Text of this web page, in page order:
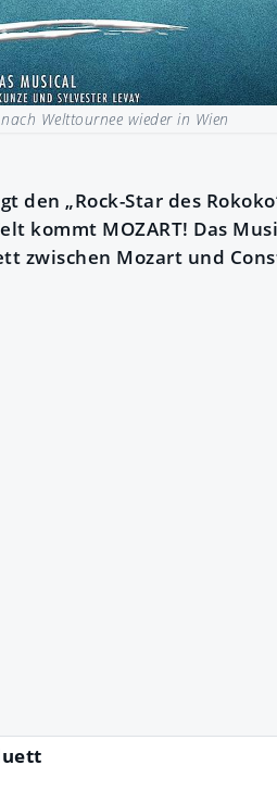
Welttournee wieder in Wien
den „Rock-Star des
kommt MOZART! Das
zwischen Mozart und